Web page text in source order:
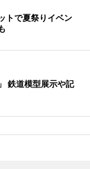
トで夏祭りイベン
鉄道模型展示や記